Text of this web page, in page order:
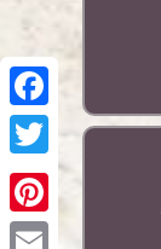
Pinterest